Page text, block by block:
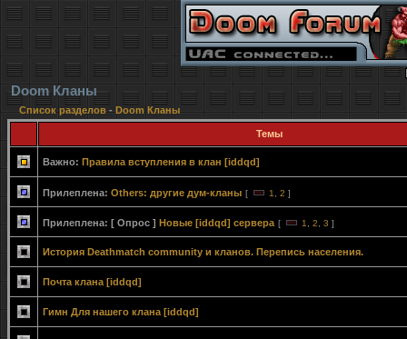
Doom Кланы
Список разделов - Doom Кланы
Темы
Важно: Правила вступления в клан [iddqd]
Прилеплена: Others: другие дум-кланы [ 1 2 ]
Прилеплена: [ Опрос ] Новые [iddqd] сервера [ 1 2 3 ]
История Deathmatch community и кланов. Перепись населения.
Почта клана [iddqd]
Гимн Для нашего клана [iddqd]